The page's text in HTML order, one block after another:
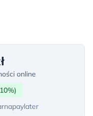
online